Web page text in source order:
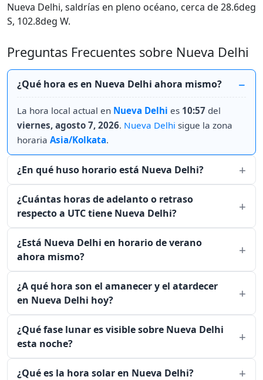
Nueva Delhi, saldrías en pleno océano, cerca de 28.6deg
S, 102.8deg W.
Preguntas Frecuentes sobre Nueva Delhi
¿Qué hora es en Nueva Delhi ahora mismo?
La hora local actual en Nueva Delhi es 10:57 del
viernes, agosto 7, 2026. Nueva Delhi sigue la zona
horaria Asia/Kolkata.
¿En qué huso horario está Nueva Delhi?
¿Cuántas horas de adelanto o retraso
respecto a UTC tiene Nueva Delhi?
¿Está Nueva Delhi en horario de verano
ahora mismo?
¿A qué hora son el amanecer y el atardecer
en Nueva Delhi hoy?
¿Qué fase lunar es visible sobre Nueva Delhi
esta noche?
¿Qué es la hora solar en Nueva Delhi?